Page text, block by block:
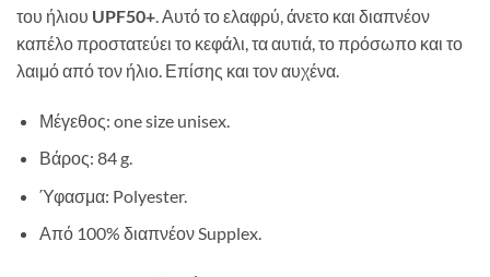
του ήλιου UPF50+ . Αυτό το ελαφρύ, άνετο και διαπνέον
καπέλο προστατεύει το κεφάλι, τα αυτιά, το πρόσωπο και το
λαιμό από τον ήλιο. Επίσης και τον αυχένα.
Μέγεθος: one size unisex.
Βάρος: 84 g.
Ύφασμα: Polyester.
Από 100% διαπνέον Supplex.